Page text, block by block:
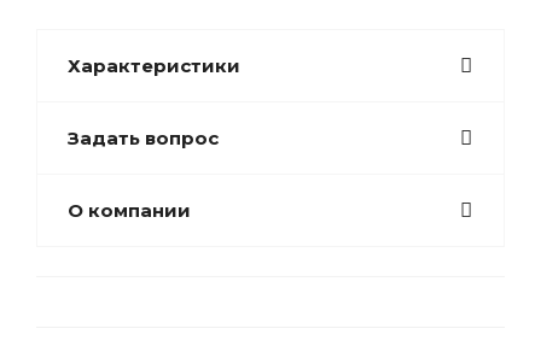
Характеристики
Задать вопрос
О компании